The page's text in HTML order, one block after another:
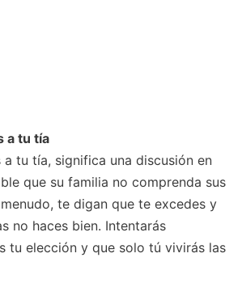
a tu tía
a tu tía, significa una discusión en
que su familia no comprenda sus
te digan que te excedes y
no haces bien. Intentarás
tu elección y que solo tú vivirás las